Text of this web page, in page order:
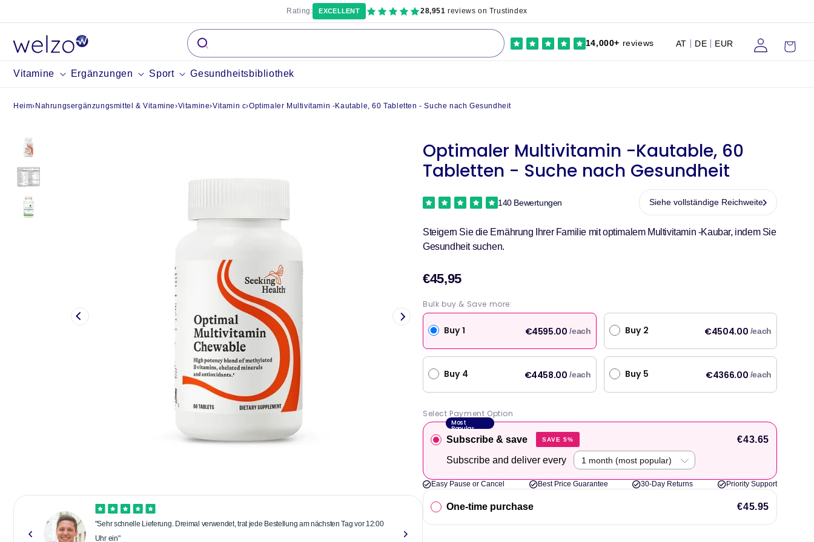
Vitamine Ergänzungen Sport Gesundheitsbibliothek
14,000+ reviews AT DE EUR EinloggenWagen
Rating: EXCELLENT 28,951 reviews on Trustindex
Heim› Nahrungsergänzungsmittel & Vitamine›Vitamine›Vitamin c›Optimaler Multivitamin -Kautable, 60 Tabletten - Suche nach Gesundheit
"Sehr schnelle Lieferung. Dreimal verwendet, trat jede Bestellung am nächsten Tag vor 12:00
Uhr ein"
"Zuverlässige und Originalprodukte mit schneller Lieferung am nächsten Tag. Benutze Welzo seit
Optimaler Multivitamin -Kautable, 60
Tabletten - Suche nach Gesundheit
140 Bewertungen Siehe vollständige Reichweite
Steigern Sie die Ernährung Ihrer Familie mit optimalem Multivitamin -Kaubar, indem Sie
Gesundheit suchen.
€45,95Verkaufspreis
Bulk buy & Save more:
Buy 1 €4595.00 /each Buy 2 €4504.00 /each
Buy 4 €4458.00 /each Buy 5 €4366.00 /each
Select Payment Option
Most
Popular
Subscribe & save SAVE 5% €43.65
Subscribe and deliver every
Easy Pause or Cancel Best Price Guarantee 30-Day Returns Priority Support
One-time purchase €45.95